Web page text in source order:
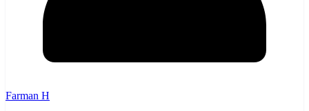
Farman H